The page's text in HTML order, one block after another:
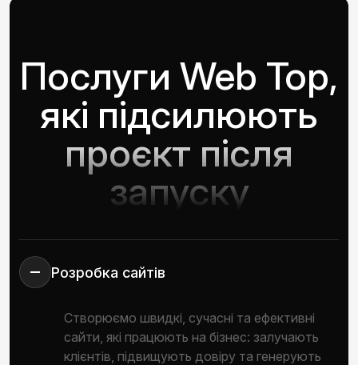
Послуги Web Top,
які підсилюють
проєкт після
запуску
Розробка сайтів
Створюємо швидкі, сучасні та ефективні
сайти, які працюють на бізнес: залучають
клієнтів, підвищують довіру та генерують